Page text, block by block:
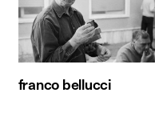
franco bellucci